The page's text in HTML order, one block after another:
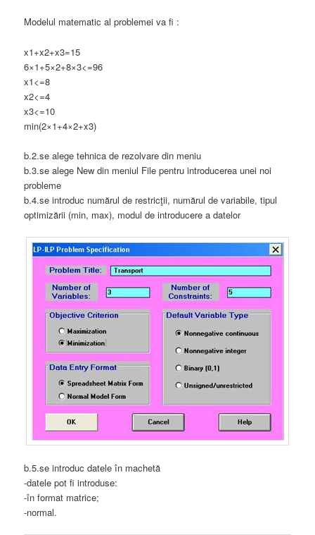
Modelul matematic al problemei va fi :
x1+x2+x3=15
6×1+5×2+8×3<=96
x1<=8
x2<=4
x3<=10
min(2×1+4×2+x3)
b.2.se alege tehnica de rezolvare din meniu
b.3.se alege New din meniul File pentru introducerea unei noi
probleme
b.4.se introduc numărul de restricţii, numărul de variabile, tipul
optimizării (min, max), modul de introducere a datelor
b.5.se introduc datele în machetă
-datele pot fi introduse:
-în format matrice;
-normal.